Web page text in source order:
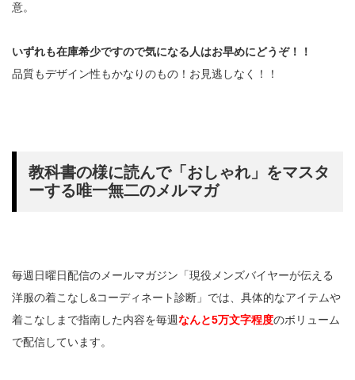
意。
いずれも在庫希少ですので気になる人はお早めにどうぞ！！
品質もデザイン性もかなりのもの！お見逃しなく！！
教科書の様に読んで「おしゃれ」をマスタ
ーする唯一無二のメルマガ
毎週日曜日配信のメールマガジン「現役メンズバイヤーが伝える
洋服の着こなし&コーディネート診断」では、具体的なアイテムや
着こなしまで指南した内容を毎週なんと5万文字程度のボリューム
で配信しています。